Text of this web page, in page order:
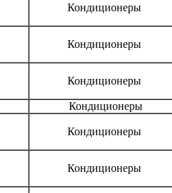
Кондиционеры
Кондиционеры
Кондиционеры
Кондиционеры
Кондиционеры
Кондиционеры